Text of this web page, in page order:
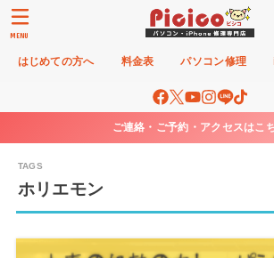
はじめての方へ 料金表 パソコン修理
MENU
ご連絡・ご予約・アクセスはこ
ホリエモン